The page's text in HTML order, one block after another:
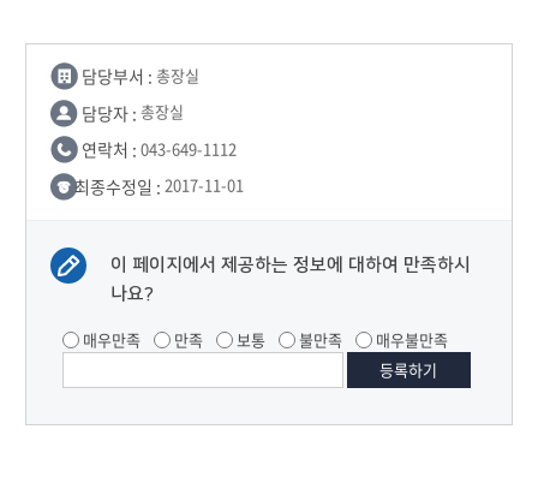
담당부서 : 총장실
담당자 : 총장실
연락처 : 043-649-1112
최종수정일 : 2017-11-01
이 페이지에서 제공하는 정보에 대하여 만족하시
나요?
매우만족 만족 보통 불만족 매우불만족